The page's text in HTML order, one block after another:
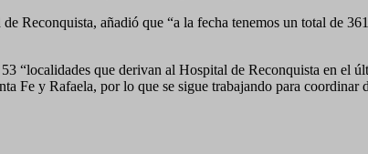
Reconquista, añadió que “a la fecha tenemos un total de
“localidades que derivan al Hospital de Reconquista en el
Fe y Rafaela, por lo que se sigue trabajando para coordinar